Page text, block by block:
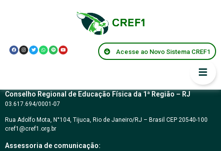
Acesse ao Novo Sistema CREF1
Alexandre da Motta
Campanelli
Conselho Regional de Educação Física da 1ª Região – RJ
03.617.694/0001-07
Rua Adolfo Mota, N°104, Tijuca, Rio de Janeiro/RJ – Brasil CEP 20540-100
cref1@cref1.org.br
Assessoria de comunicação: